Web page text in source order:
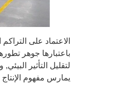
باعتبارها جوهر
لتقليل التأثير
يمارس مفهوم